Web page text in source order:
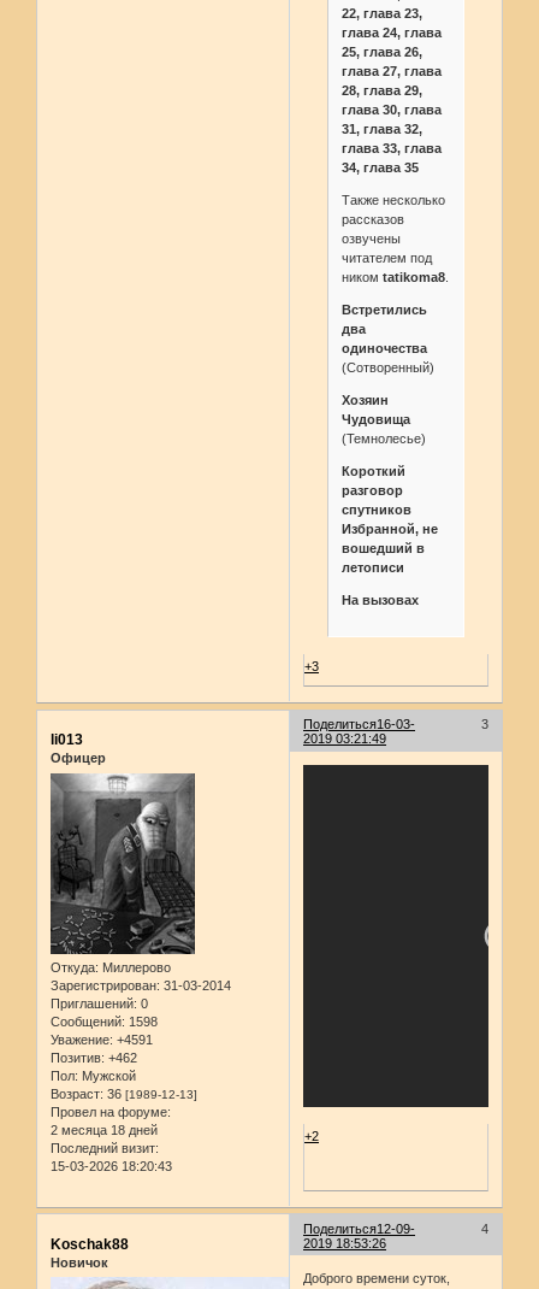
22, глава 23,
глава 24, глава
25, глава 26,
глава 27, глава
28, глава 29,
глава 30, глава
31, глава 32,
глава 33, глава
34, глава 35
Также несколько
рассказов
озвучены
читателем под
ником tatikoma8.
Встретились
два
одиночества
(Сотворенный)
Хозяин
Чудовища
(Темнолесье)
Короткий
разговор
спутников
Избранной, не
вошедший в
летописи
На вызовах
+3
Поделиться 3
16-03-
2019 03:21:49
li013
Офицер
Откуда: Миллерово
Зарегистрирован: 31-03-2014
Приглашений: 0
Сообщений: 1598
Уважение: +4591
Позитив: +462
Пол: Мужской
Возраст: 36 [1989-12-13]
Провел на форуме:
2 месяца 18 дней
Последний визит:
15-03-2026 18:20:43
+2
Поделиться 4
12-09-
2019 18:53:26
Koschak88
Новичок
Доброго времени суток,